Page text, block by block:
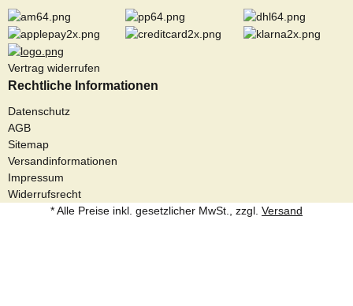
Vertrag widerrufen
Rechtliche Informationen
Datenschutz
AGB
Sitemap
Versandinformationen
Impressum
Widerrufsrecht
* Alle Preise inkl. gesetzlicher MwSt., zzgl. Versand